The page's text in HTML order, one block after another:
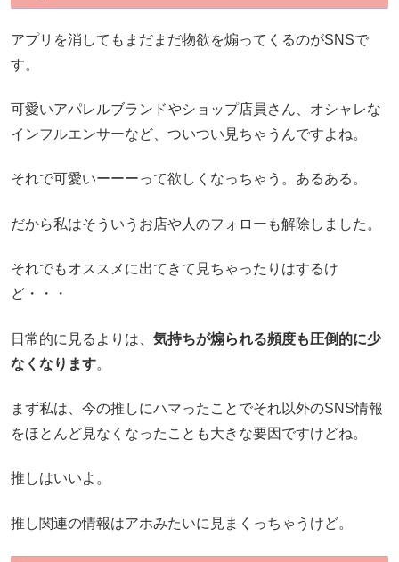
アプリを消してもまだまだ物欲を煽ってくるのがSNSで
す。
可愛いアパレルブランドやショップ店員さん、オシャレな
インフルエンサーなど、ついつい見ちゃうんですよね。
それで可愛いーーーって欲しくなっちゃう。あるある。
だから私はそういうお店や人のフォローも解除しました。
それでもオススメに出てきて見ちゃったりはするけ
ど・・・
日常的に見るよりは、 気持ちが煽られる頻度も圧倒的に少
なくなります。
まず私は、今の推しにハマったことでそれ以外のSNS情報
をほとんど見なくなったことも大きな要因ですけどね。
推しはいいよ。
推し関連の情報はアホみたいに見まくっちゃうけど。